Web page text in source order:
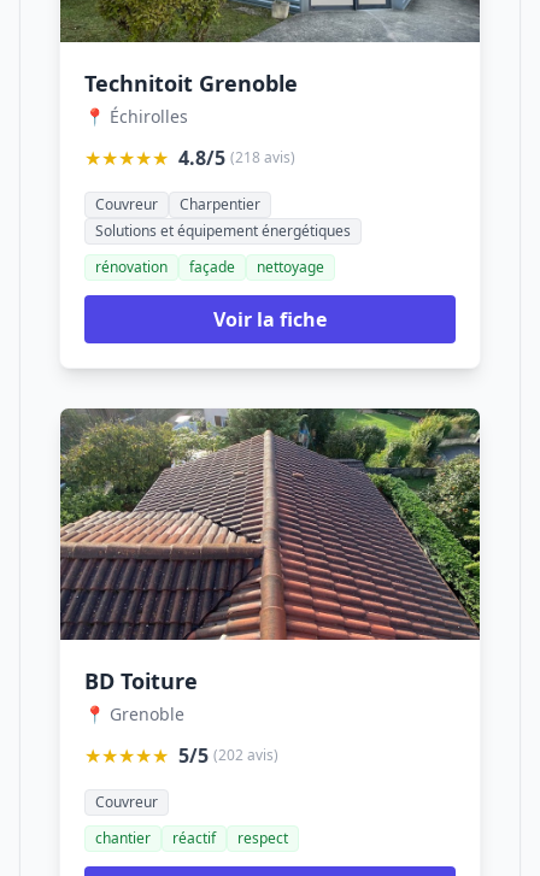
Technitoit Grenoble
📍 Échirolles
★★★★★ 4.8/5 (218 avis)
Couvreur
Charpentier
Solutions et équipement énergétiques
rénovation
façade nettoyage
Voir la fiche
BD Toiture
📍 Grenoble
★★★★★ 5/5 (202 avis)
Couvreur
chantier
réactif respect